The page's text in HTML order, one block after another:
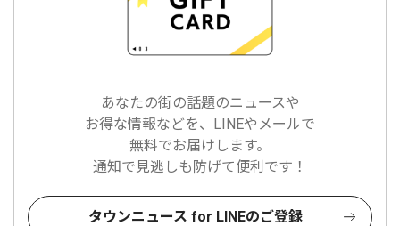
あなたの街の話題のニュースや
お得な情報などを、LINEやメールで
無料でお届けします。
通知で見逃しも防げて便利です！
タウンニュース for LINEのご登録